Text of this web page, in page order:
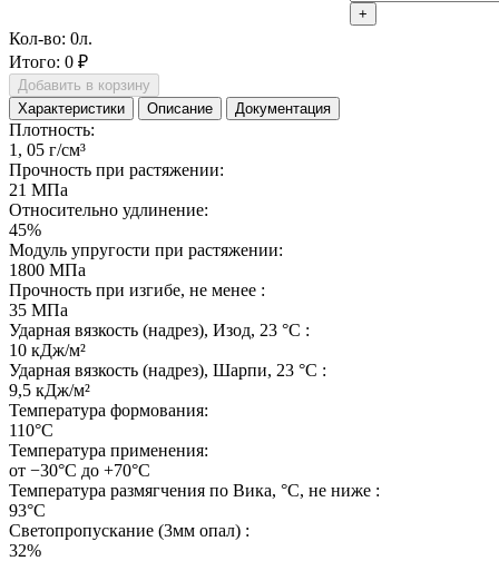
+
Кол-во: 0л.
Итого: 0 ₽
Добавить в корзину
Характеристики
Описание Документация
Плотность:
1, 05 г/см³
Прочность при растяжении:
21 МПа
Относительно удлинение:
45%
Модуль упругости при растяжении:
1800 МПа
Прочность при изгибе, не менее :
35 МПа
Ударная вязкость (надрез), Изод, 23 °С :
10 кДж/м²
Ударная вязкость (надрез), Шарпи, 23 °С :
9,5 кДж/м²
Температура формования:
110°С
Температура применения:
от −30°С до +70°С
Температура размягчения по Вика, °С, не ниже :
93°С
Светопропускание (3мм опал) :
32%